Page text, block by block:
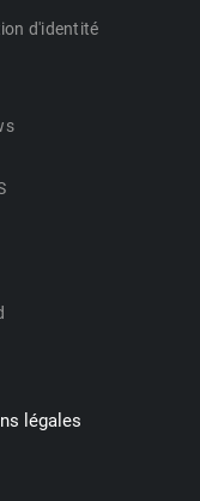
d'identité
légales